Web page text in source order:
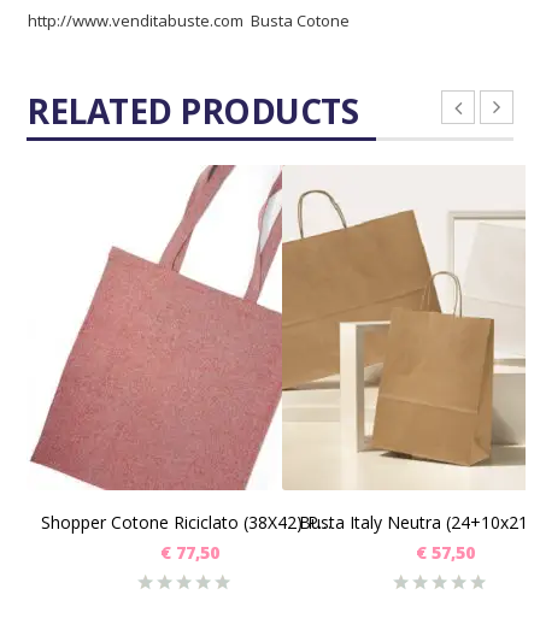
http://www.venditabuste.com Busta Cotone
RELATED PRODUCTS
SCEGLI
Shopper Cotone Riciclato (38X42) Pz 50
€77,50
SCEGLI
Busta Italy Neutra (24+10x21)
€57,50